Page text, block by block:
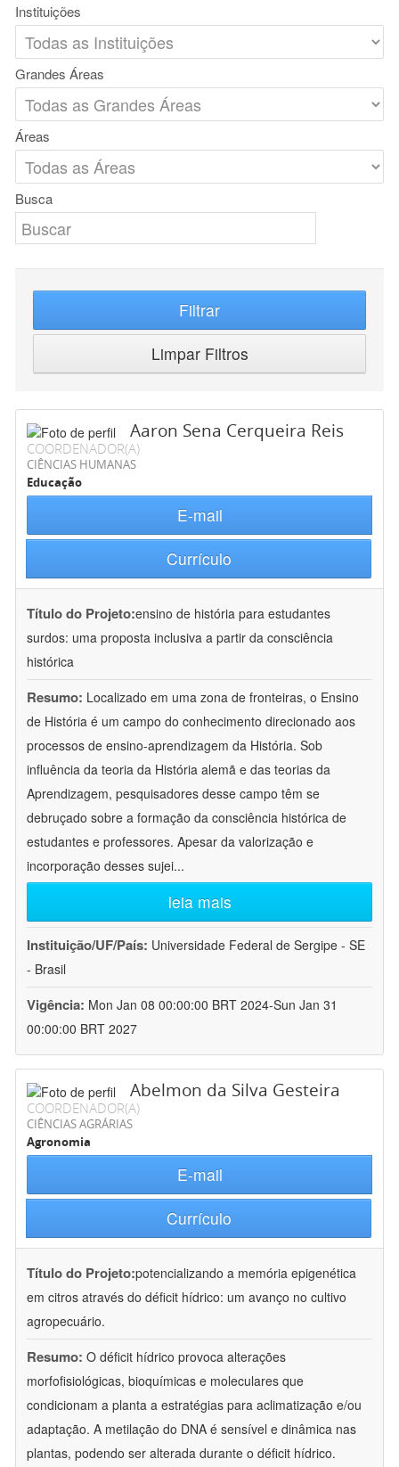
Instituições
Grandes Áreas
Áreas
Busca
Filtrar
Limpar Filtros
Aaron Sena Cerqueira Reis
COORDENADOR(A)
CIÊNCIAS HUMANAS
Educação
E-mail
Currículo
Título do Projeto:ensino de história para estudantes
surdos: uma proposta inclusiva a partir da consciência
histórica
Resumo: Localizado em uma zona de fronteiras, o Ensino
de História é um campo do conhecimento direcionado aos
processos de ensino-aprendizagem da História. Sob
influência da teoria da História alemã e das teorias da
Aprendizagem, pesquisadores desse campo têm se
debruçado sobre a formação da consciência histórica de
estudantes e professores. Apesar da valorização e
incorporação desses sujei...
leia mais
Instituição/UF/País: Universidade Federal de Sergipe - SE
- Brasil
Vigência: Mon Jan 08 00:00:00 BRT 2024-Sun Jan 31
00:00:00 BRT 2027
Abelmon da Silva Gesteira
COORDENADOR(A)
CIÊNCIAS AGRÁRIAS
Agronomia
E-mail
Currículo
Título do Projeto:potencializando a memória epigenética
em citros através do déficit hídrico: um avanço no cultivo
agropecuário.
Resumo: O déficit hídrico provoca alterações
morfofisiológicas, bioquímicas e moleculares que
condicionam a planta a estratégias para aclimatização e/ou
adaptação. A metilação do DNA é sensível e dinâmica nas
plantas, podendo ser alterada durante o déficit hídrico.